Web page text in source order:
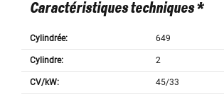
Caractéristiques techniques *
Cylindrée: 649
Cylindre: 2
CV/kW: 45/33